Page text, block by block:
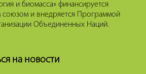
и биомасса» финансируется
союзом и внедряется Программой
Объединенных Наций.
на новости